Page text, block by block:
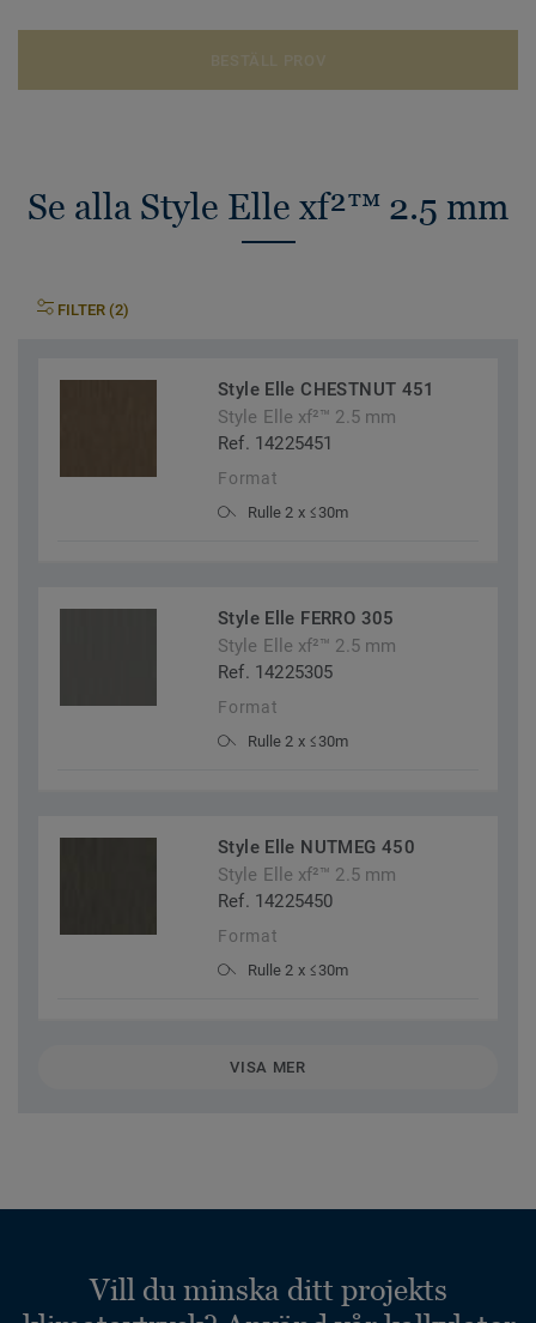
Se alla Style Elle xf²™ 2.5 mm
FILTER (2)
Style Elle CHESTNUT 451
Style Elle xf²™ 2.5 mm
Ref. 14225451
Format
Rulle 2 x ≤30m
Style Elle FERRO 305
Style Elle xf²™ 2.5 mm
Ref. 14225305
Format
Rulle 2 x ≤30m
Style Elle NUTMEG 450
Style Elle xf²™ 2.5 mm
Ref. 14225450
Format
Rulle 2 x ≤30m
VISA MER
Vill du minska ditt projekts